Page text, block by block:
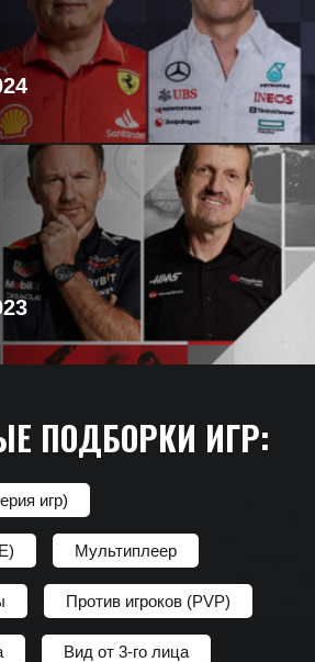
ПОДБОРКИ ИГР:
игр)
Мультиплеер
Против игроков (PVP)
Вид от 3-го лица